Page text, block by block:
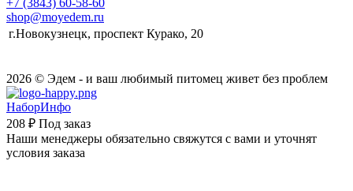
+7 (3843) 60-58-60
shop@moyedem.ru
г.Новокузнецк, проспект Курако, 20
2026 © Эдем - и ваш любимый питомец живет без проблем
НаборИнфо
208 ₽ Под заказ
Наши менеджеры обязательно свяжутся с вами и уточнят
условия заказа